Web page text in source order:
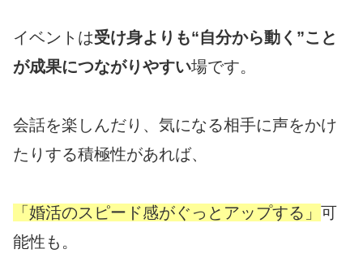
イベントは受け身よりも“自分から動く”こと
が成果につながりやすい場です。
会話を楽しんだり、気になる相手に声をかけ
たりする積極性があれば、
「婚活のスピード感がぐっとアップする」 可
能性も。